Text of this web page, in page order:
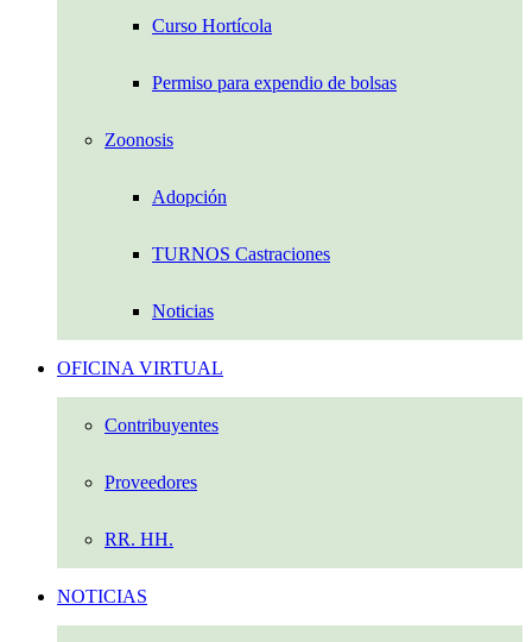
Curso Hortícola
Permiso para expendio de bolsas
Zoonosis
Adopción
TURNOS Castraciones
Noticias
OFICINA VIRTUAL
Contribuyentes
Proveedores
RR. HH.
NOTICIAS